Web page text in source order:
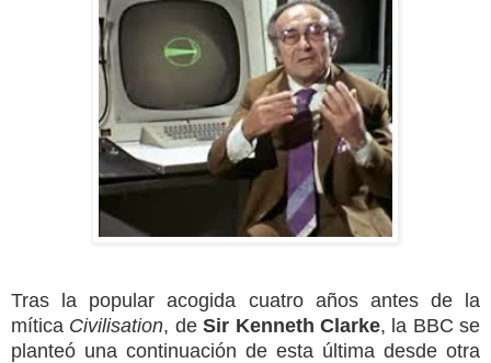
Tras la popular acogida cuatro años antes de la
mítica Civilisation, deSir Kenneth Clarke, la BBC se
planteó una continuación de esta última desde otra